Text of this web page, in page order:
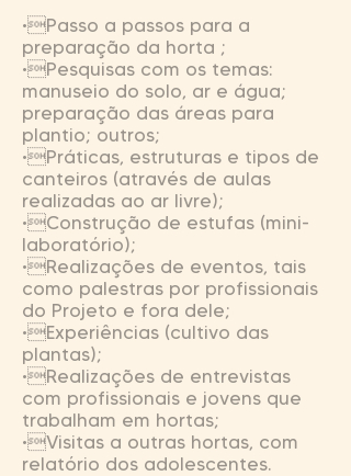
•Passo a passos para a
preparação da horta ;
•Pesquisas com os temas:
manuseio do solo, ar e água;
preparação das áreas para
plantio; outros;
•Práticas, estruturas e tipos de
canteiros (através de aulas
realizadas ao ar livre);
•Construção de estufas (mini-
laboratório);
•Realizações de eventos, tais
como palestras por profissionais
do Projeto e fora dele;
•Experiências (cultivo das
plantas);
•Realizações de entrevistas
com profissionais e jovens que
trabalham em hortas;
•Visitas a outras hortas, com
relatório dos adolescentes.